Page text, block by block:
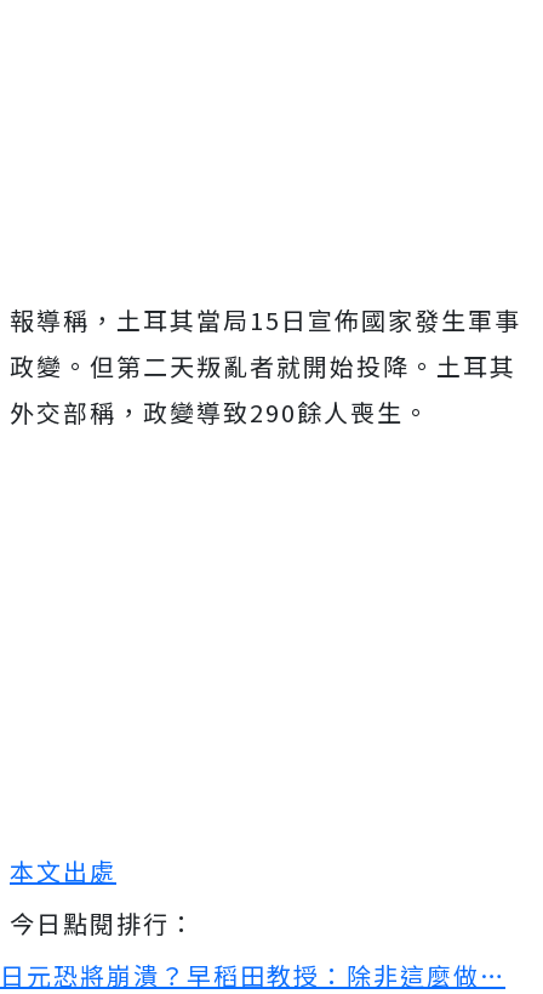
報導稱，土耳其當局15日宣佈國家發生軍事
政變。但第二天叛亂者就開始投降。土耳其
外交部稱，政變導致290餘人喪生。
本文出處
今日點閱排行：
日元恐將崩潰？早稻田教授：除非這麼做…